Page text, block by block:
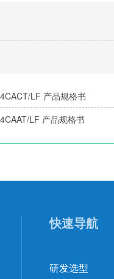
LF 产品规格书
LF 产品规格书
快速导航
研发选型